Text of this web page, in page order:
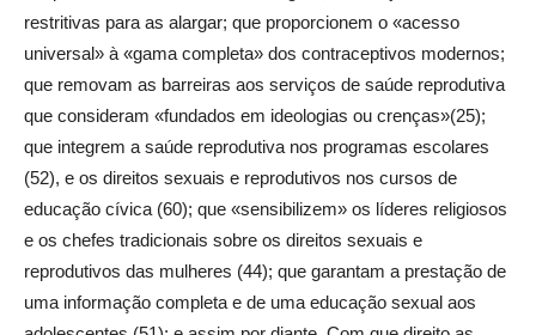
restritivas para as alargar; que proporcionem o «acesso
universal» à «gama completa» dos contraceptivos modernos;
que removam as barreiras aos serviços de saúde reprodutiva
que consideram «fundados em ideologias ou crenças»(25);
que integrem a saúde reprodutiva nos programas escolares
(52), e os direitos sexuais e reprodutivos nos cursos de
educação cívica (60); que «sensibilizem» os líderes religiosos
e os chefes tradicionais sobre os direitos sexuais e
reprodutivos das mulheres (44); que garantam a prestação de
uma informação completa e de uma educação sexual aos